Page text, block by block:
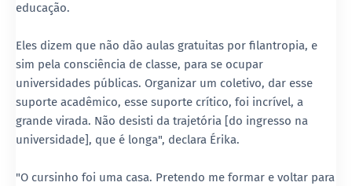
educação.
Eles dizem que não dão aulas gratuitas por filantropia, e
sim pela consciência de classe, para se ocupar
universidades públicas. Organizar um coletivo, dar esse
suporte acadêmico, esse suporte crítico, foi incrível, a
grande virada. Não desisti da trajetória [do ingresso na
universidade], que é longa", declara Érika.
"O cursinho foi uma casa. Pretendo me formar e voltar para